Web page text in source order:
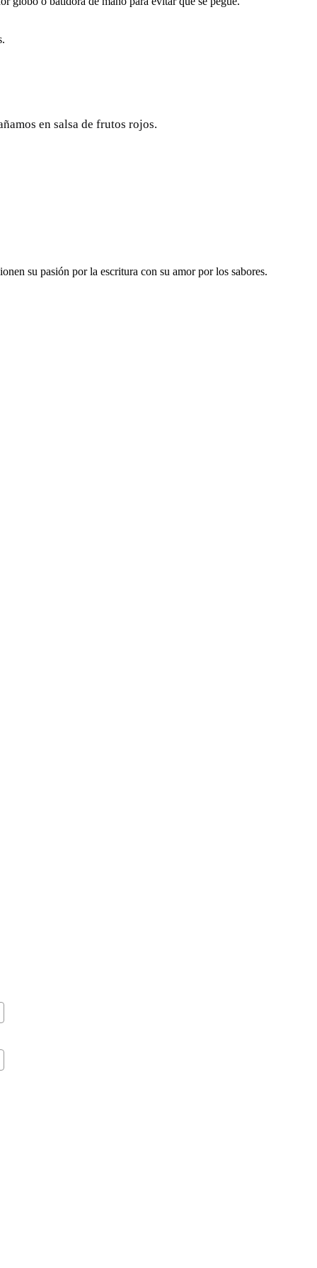
en salsa de frutos rojos.
su pasión por la escritura con su amor por los sabores.